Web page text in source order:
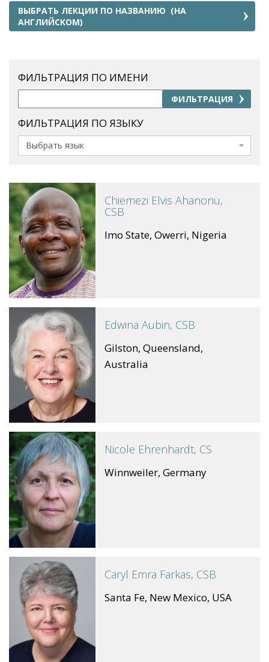
ВЫБРАТЬ ЛЕКЦИИ ПО НАЗВАНИЮ (НА
АНГЛИЙСКОМ)
ФИЛЬТРАЦИЯ ПО ИМЕНИ
ФИЛЬТРАЦИЯ
ФИЛЬТРАЦИЯ ПО ЯЗЫКУ
Выбрать язык
Chiemezi Elvis Ahanonu,
CSB
Imo State, Owerri, Nigeria
Edwina Aubin, CSB
Gilston, Queensland,
Australia
Nicole Ehrenhardt, CS
Winnweiler, Germany
Caryl Emra Farkas, CSB
Santa Fe, New Mexico, USA